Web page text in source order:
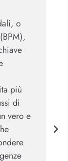
o
più
di
vero e